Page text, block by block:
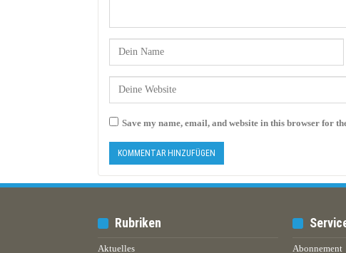
Save my name, email, and website in this browser for
Rubriken
Aktuelles Abonnement